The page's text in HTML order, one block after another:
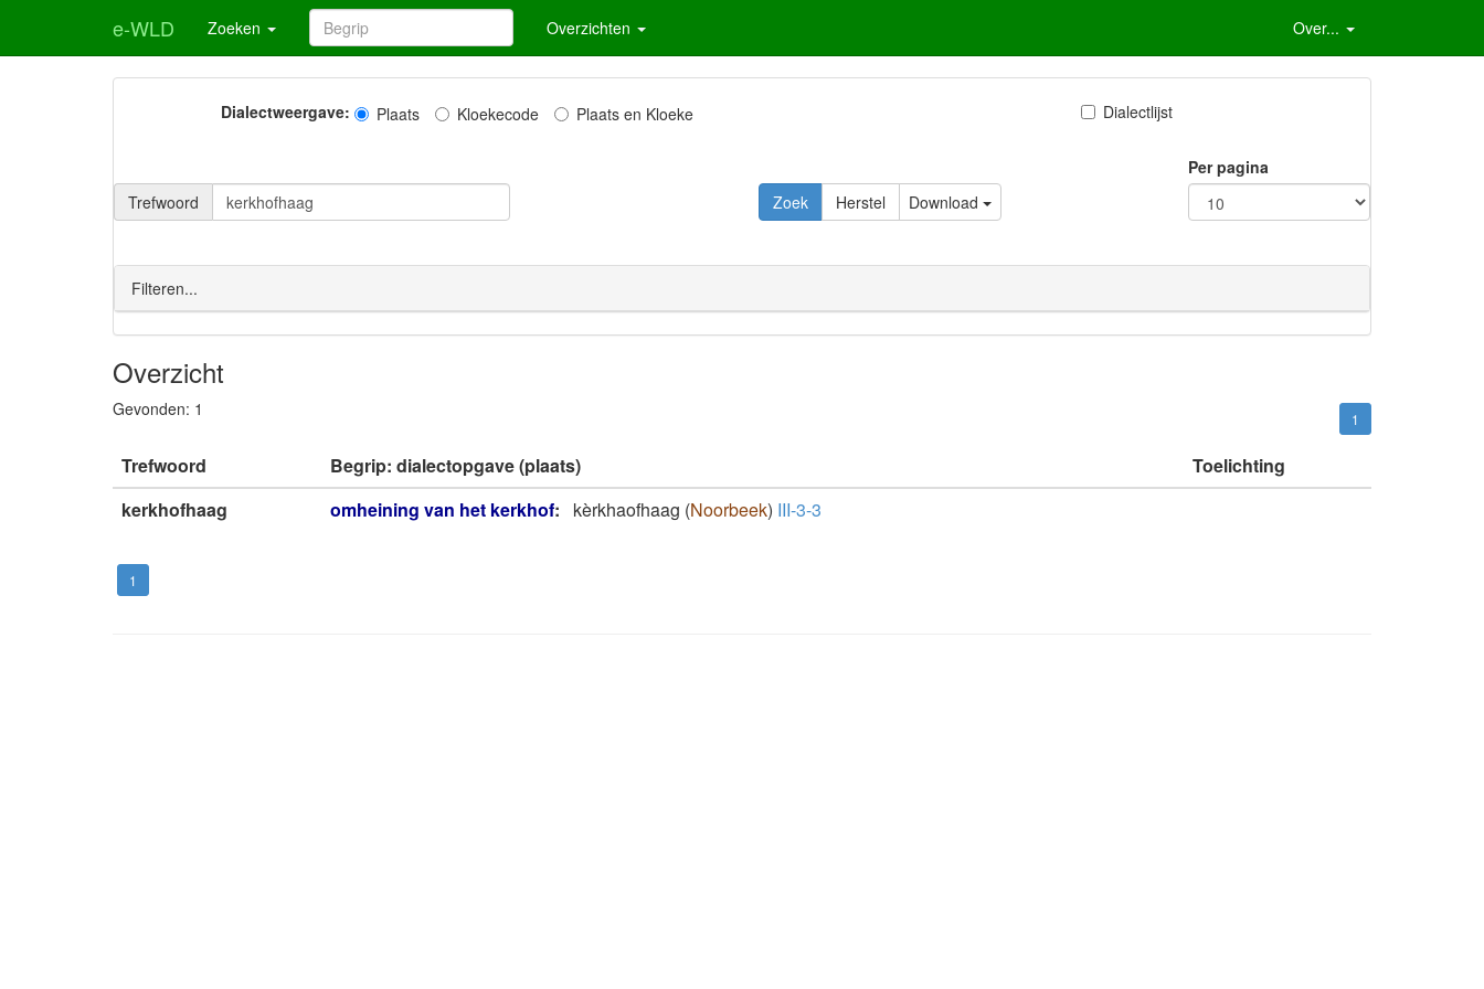
e-WLD Zoeken Overzichten Over...
Dialectweergave: Plaats Kloekecode Plaats en Kloeke Dialectlijst
Trefwoord Download
Per pagina
Filteren...
Overzicht
Gevonden: 1 1
Trefwoord Begrip: dialectopgave (plaats)
Toelichting
kerkhofhaag
omheining van het kerkhof: kèrkhaofhaag (Noorbeek) III-3-3
1